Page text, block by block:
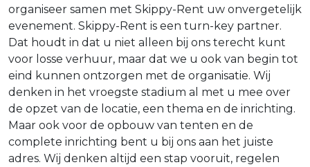
organiseer samen met Skippy-Rent uw onvergetelijk
evenement. Skippy-Rent is een turn-key partner.
Dat houdt in dat u niet alleen bij ons terecht kunt
voor losse verhuur, maar dat we u ook van begin tot
eind kunnen ontzorgen met de organisatie. Wij
denken in het vroegste stadium al met u mee over
de opzet van de locatie, een thema en de inrichting.
Maar ook voor de opbouw van tenten en de
complete inrichting bent u bij ons aan het juiste
adres. Wij denken altijd een stap vooruit, regelen